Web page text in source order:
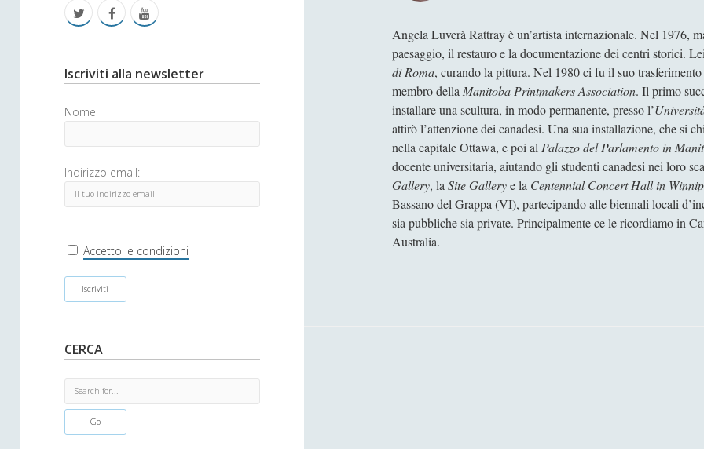
c
i
t
r
f
c
b
o
k
u
u
e
S
i
e
b
r
Iscriviti alla newsletter
Nome
Indirizzo email:
Accetto le condizioni
CERCA
e
Angela Luverà Rattray è un’artista internazionale. Nel 1976,
paesaggio, il restauro e la documentazione dei centri storici.
di Roma, curando la pittura. Nel 1980 ci fu il suo
membro della Manitoba Printmakers Association. Il primo
installare una scultura, in modo permanente, presso l’
attirò l’attenzione dei canadesi. Una sua installazione, che si
nella capitale Ottawa, e poi al Palazzo del Parlamento in
docente universitaria, aiutando gli studenti canadesi nei loro
Gallery, laSite Gallerye la Centennial Concert Hall in
Bassano del Grappa (VI), partecipando alle biennali locali
sia pubbliche sia private. Principalmente ce le ricordiamo in
Australia.